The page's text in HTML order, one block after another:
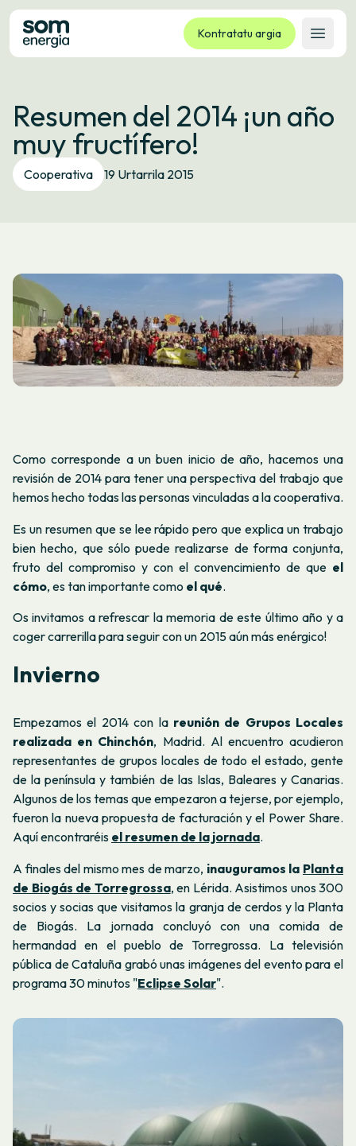
Kontratatu argia
Ireki
Tarifak
Zerbitzuak
Enpresak
Kooperatiba
Hizkuntza:
Resumen del 2014 ¡un año
muy fructífero!
Cooperativa 19 Urtarrila 2015
Como corresponde a un buen inicio de año, hacemos una
revisión de 2014 para tener una perspectiva del trabajo que
hemos hecho todas las personas vinculadas a la cooperativa.
Es un resumen que se lee rápido pero que explica un trabajo
bien hecho, que sólo puede realizarse de forma conjunta,
fruto del compromiso y con el convencimiento de que el
cómo, es tan importante como el qué.
Os invitamos a refrescar la memoria de este último año y a
coger carrerilla para seguir con un 2015 aún más enérgico!
Invierno
Empezamos el 2014 con la reunión de Grupos Locales
realizada en Chinchón, Madrid. Al encuentro acudieron
representantes de grupos locales de todo el estado, gente
de la península y también de las Islas, Baleares y Canarias.
Algunos de los temas que empezaron a tejerse, por ejemplo,
fueron la nueva propuesta de facturación y el Power Share.
Aquí encontraréis el resumen de la jornada.
A finales del mismo mes de marzo, inauguramos la Planta
de Biogás de Torregrossa, en Lérida. Asistimos unos 300
socios y socias que visitamos la granja de cerdos y la Planta
de Biogás. La jornada concluyó con una comida de
hermandad en el pueblo de Torregrossa. La televisión
pública de Cataluña grabó unas imágenes del evento para el
programa 30 minutos "Eclipse Solar".